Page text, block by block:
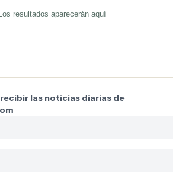
Los resultados aparecerán aquí
las noticias diarias de